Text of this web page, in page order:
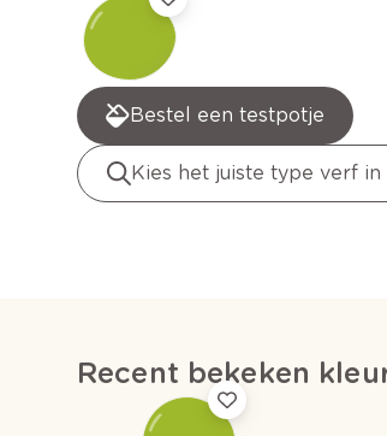
Bestel een testpotje
Kies het juiste type verf
Recent bekeken